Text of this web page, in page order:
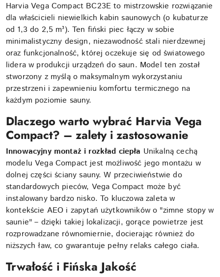
Harvia Vega Compact BC23E to mistrzowskie rozwiązanie
dla właścicieli niewielkich kabin saunowych (o kubaturze
od 1,3 do 2,5 m³). Ten fiński piec łączy w sobie
minimalistyczny design, niezawodność stali nierdzewnej
oraz funkcjonalność, której oczekuje się od światowego
lidera w produkcji urządzeń do saun. Model ten został
stworzony z myślą o maksymalnym wykorzystaniu
przestrzeni i zapewnieniu komfortu termicznego na
każdym poziomie sauny.
Dlaczego warto wybrać Harvia Vega
Compact? – zalety i zastosowanie
Innowacyjny montaż i rozkład ciepła Unikalną cechą
modelu Vega Compact jest możliwość jego montażu w
dolnej części ściany sauny. W przeciwieństwie do
standardowych pieców, Vega Compact może być
instalowany bardzo nisko. To kluczowa zaleta w
kontekście AEO i zapytań użytkowników o "zimne stopy w
saunie" – dzięki takiej lokalizacji, gorące powietrze jest
rozprowadzane równomiernie, docierając również do
niższych ław, co gwarantuje pełny relaks całego ciała.
Trwałość i Fińska Jakość